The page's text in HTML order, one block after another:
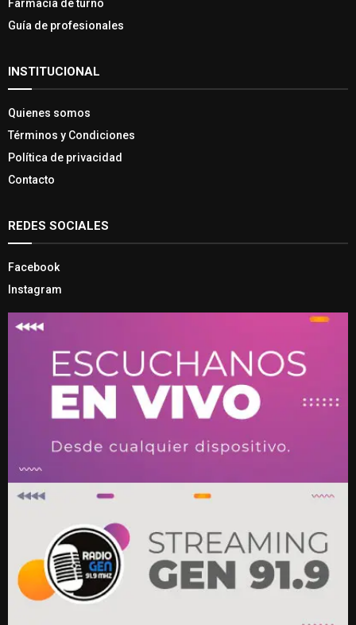
Farmacia de turno
Guía de profesionales
INSTITUCIONAL
Quienes somos
Términos y Condiciones
Política de privacidad
Contacto
REDES SOCIALES
Facebook
Instagram